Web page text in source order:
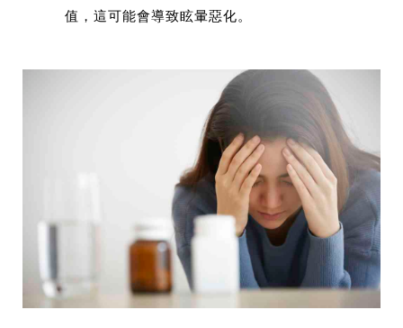
值，這可能會導致眩暈惡化。